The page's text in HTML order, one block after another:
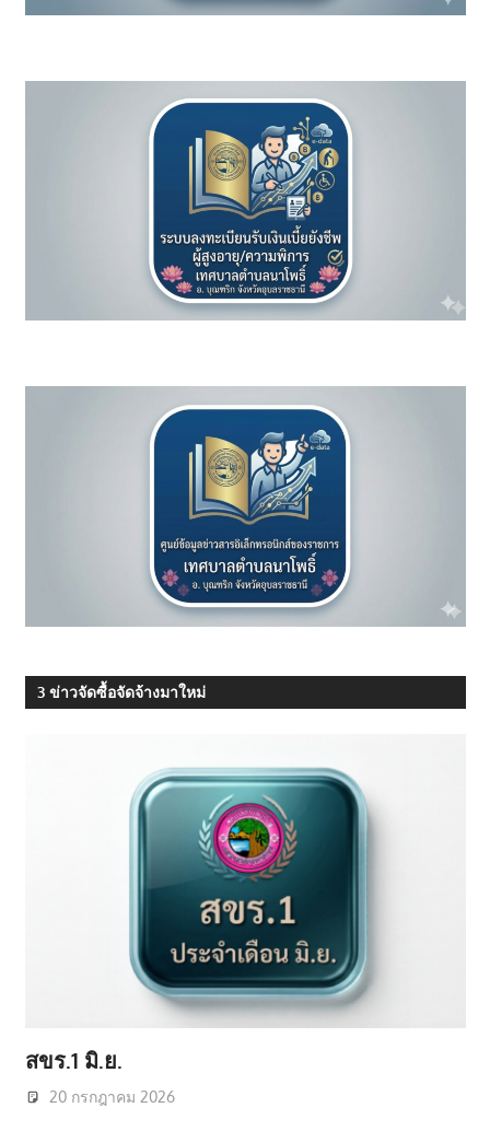
3 ข่าวจัดซื้อจัดจ้างมาใหม่
สขร.1 มิ.ย.
20 กรกฎาคม 2026